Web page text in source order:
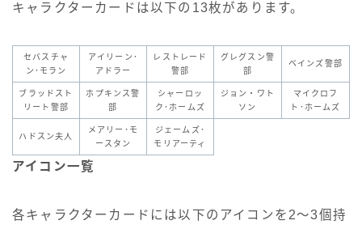
キャラクターカードは以下の13枚があります。
セバスチャ
ン･モラン
アイリーン･
アドラー
レストレード
警部
グレグスン警
部
ベインズ警部
ブラッドスト
リート警部
ホプキンス警
部
シャーロッ
ク･ホームズ
ジョン・ワト
ソン
マイクロフ
ト･ホームズ
ハドスン夫人
メアリー･モ
ースタン
ジェームズ･
モリアーティ
アイコン一覧
各キャラクターカードには以下のアイコンを2～3個持